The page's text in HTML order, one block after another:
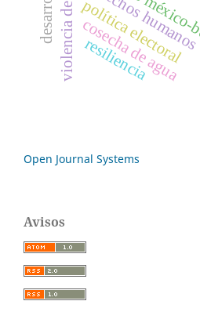
política electoral
cosecha de agua
resiliencia
Open Journal Systems
Avisos